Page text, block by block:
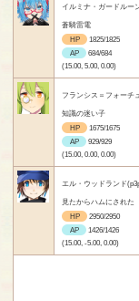
イルミナ・ガードルー
蒼騎雷電
HP
1825/1825
AP
684/684
(15.00, 5.00, 0.00)
フランシス＝フォーチ
知識の迷い子
HP
1675/1675
AP
929/929
(15.00, 0.00, 0.00)
エル・ウッドランド
見たからハムにされた
HP
2950/2950
AP
1426/1426
(15.00, -5.00, 0.00)